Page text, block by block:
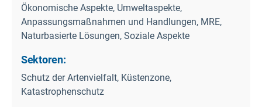
Ökonomische Aspekte, Umweltaspekte,
Anpassungsmaßnahmen und Handlungen, MRE,
Naturbasierte Lösungen, Soziale Aspekte
Sektoren:
Schutz der Artenvielfalt, Küstenzone,
Katastrophenschutz